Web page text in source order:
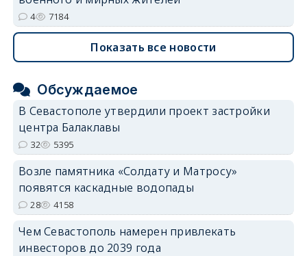
4 7184
Показать все новости
Обсуждаемое
В Севастополе утвердили проект застройки
центра Балаклавы
32 5395
Возле памятника «Солдату и Матросу»
появятся каскадные водопады
28 4158
Чем Севастополь намерен привлекать
инвесторов до 2039 года